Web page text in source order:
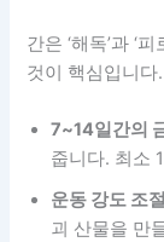
간은 ‘해독’과 ‘
것이 핵심입니다.
7~14일간의
줍니다. 최소
운동 강도 조
괴 산물을 만